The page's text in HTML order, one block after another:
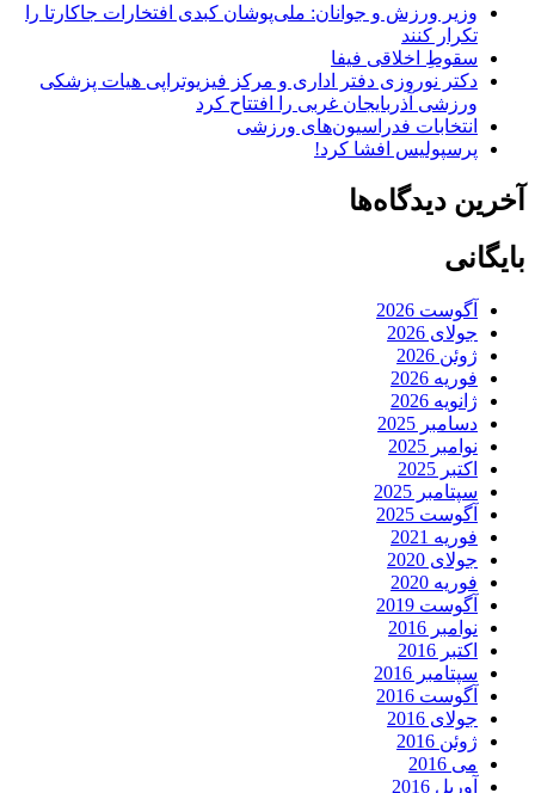
وزیر ورزش و جوانان: ملی‌پوشان کبدی افتخارات جاکارتا را
تکرار کنند
سقوطِ اخلاقی فیفا
دکتر نوروزی دفتر اداری و مرکز فیزیوتراپی هیات پزشکی
ورزشی آذربایجان غربی را افتتاح کرد
انتخابات فدراسیون‌های ورزشی
پرسپولیس افشا کرد!
آخرین دیدگاه‌ها
بایگانی
آگوست 2026
جولای 2026
ژوئن 2026
فوریه 2026
ژانویه 2026
دسامبر 2025
نوامبر 2025
اکتبر 2025
سپتامبر 2025
آگوست 2025
فوریه 2021
جولای 2020
فوریه 2020
آگوست 2019
نوامبر 2016
اکتبر 2016
سپتامبر 2016
آگوست 2016
جولای 2016
ژوئن 2016
می 2016
آوریل 2016